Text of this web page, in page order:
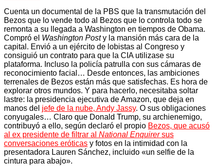
Cuenta un documental de la PBS que la transmutación del
Bezos que lo vende todo al Bezos que lo controla todo se
remonta a su llegada a Washington en tiempos de Obama.
Compró el Washington Posty la mansión más cara de la
capital. Envió a un ejército de lobistas al Congreso y
consiguió un contrato para que la CIA utilizase su
plataforma. Incluso la policía patrulla con sus cámaras de
reconocimiento facial… Desde entonces, las ambiciones
terrenales de Bezos están más que satisfechas. Es hora de
explorar otros mundos. Y para hacerlo, necesitaba soltar
lastre: la presidencia ejecutiva de Amazon, que deja en
manos del jefe de la nube, Andy Jassy. O sus obligaciones
conyugales… Claro que Donald Trump, su archienemigo,
contribuyó a ello, según declaró el propio Bezos, que acusó
al ex presidente de filtrar al National Enquirersus
conversaciones eróticas y fotos en la intimidad con la
presentadora Lauren Sánchez, incluido «un selfie de la
cintura para abajo».